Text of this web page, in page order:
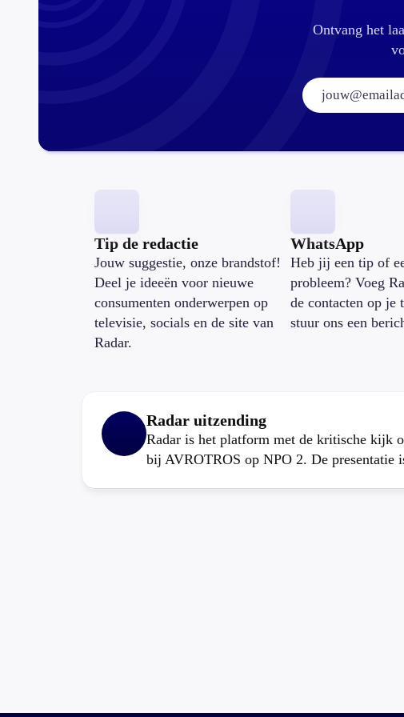
Ontvang het
Tip de redactie
Jouw suggestie, onze brandstof!
Deel je ideeën voor nieuwe
consumenten onderwerpen op
televisie, socials en de site van
Radar.
WhatsApp
Heb jij een tip of
probleem? Voeg
de contacten op je
stuur ons een
Radar uitzending
Radar is het platform met de kritische kijk
bij AVROTROS op NPO 2. De presentatie